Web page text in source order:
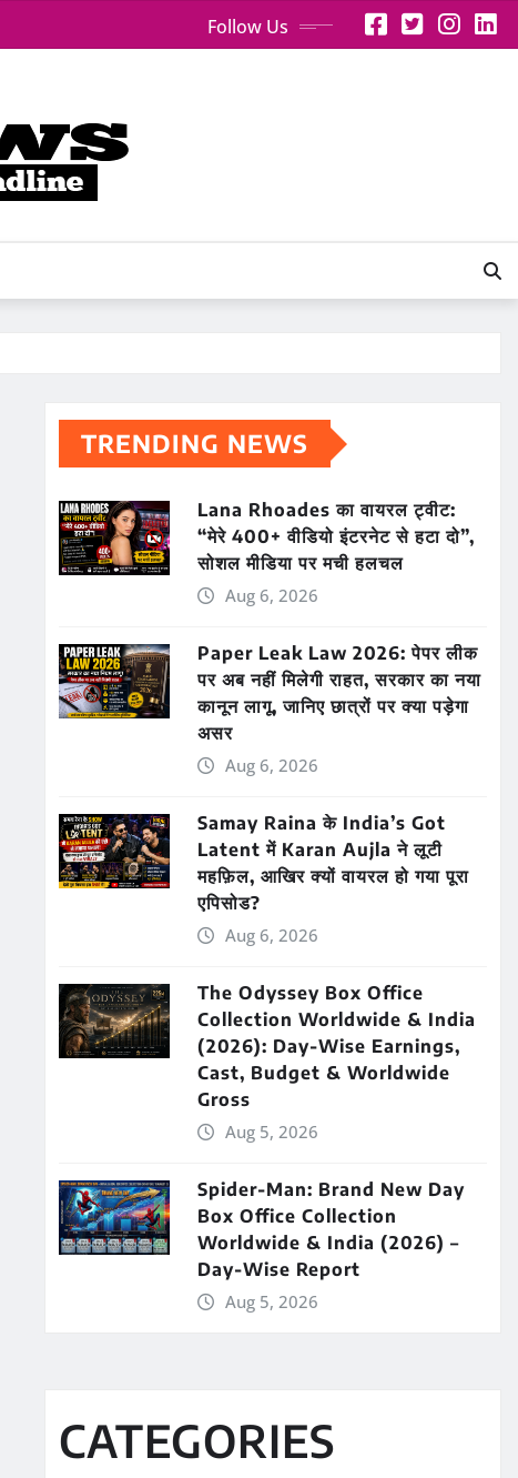
Follow Us
TRENDING NEWS
Lana Rhoades का वायरल ट्वीट:
“मेरे 400+ वीडियो इंटरनेट से हटा दो”,
सोशल मीडिया पर मची हलचल
Aug 6, 2026
Paper Leak Law 2026: पेपर लीक
पर अब नहीं मिलेगी राहत, सरकार का नया
कानून लागू, जानिए छात्रों पर क्या पड़ेगा
असर
Aug 6, 2026
Samay Raina के India’s Got
Latent में Karan Aujla ने लूटी
महफ़िल, आखिर क्यों वायरल हो गया पूरा
एपिसोड?
Aug 6, 2026
The Odyssey Box Office
Collection Worldwide & India
(2026): Day-Wise Earnings,
Cast, Budget & Worldwide
Gross
Aug 5, 2026
Spider-Man: Brand New Day
Box Office Collection
Worldwide & India (2026) –
Day-Wise Report
Aug 5, 2026
CATEGORIES